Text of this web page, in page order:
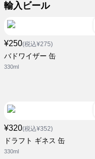
輸入ビール
¥250(税込¥275)
バドワイザー 缶
330ml
¥320(税込¥352)
ドラフト ギネス 缶
330ml